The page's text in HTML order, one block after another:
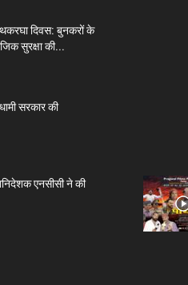
दिवस: बुनकरों के
सुरक्षा की...
सरकार की
एनसीसी ने की